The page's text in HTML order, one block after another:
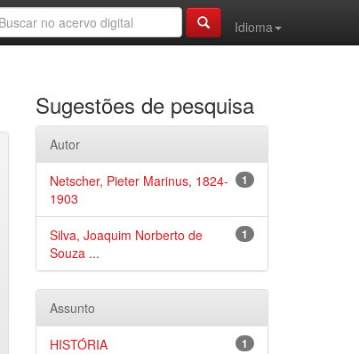
Idioma
Sugestões de pesquisa
Autor
1
Netscher, Pieter Marinus, 1824-
1903
1
Silva, Joaquim Norberto de
Souza ...
Assunto
1
HISTÓRIA